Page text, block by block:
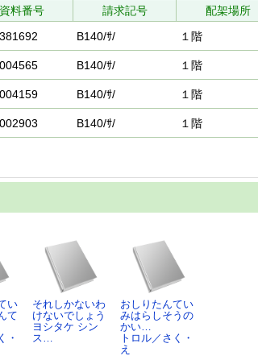
資料番号 請求記号 配架場所
B140/ｻ/ １階
B140/ｻ/ １階
B140/ｻ/ １階
B140/ｻ/ １階
い
て
・
それしかないわ
けないでしょう
ヨシタケ シン
ス…
おしりたんてい
みはらしそうの
かい…
トロル／さく・
え